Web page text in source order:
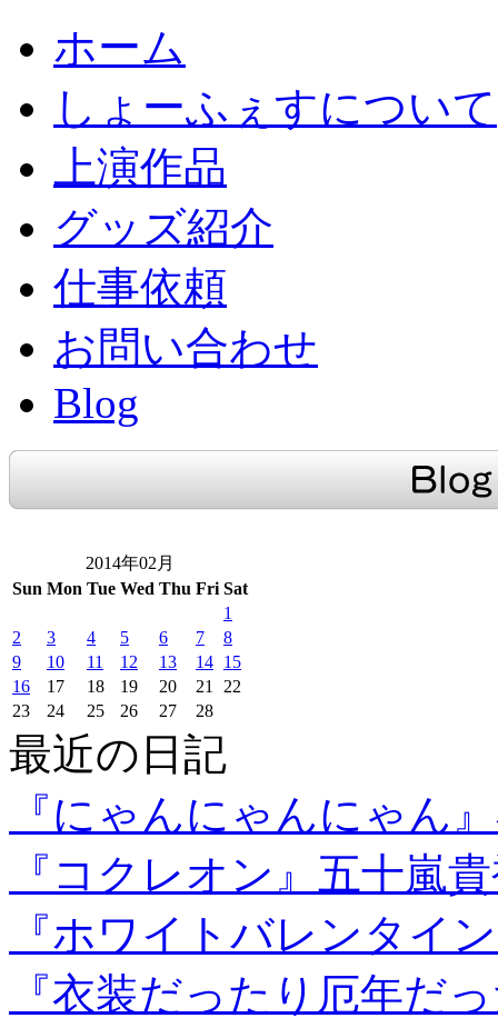
ホーム
しょーふぇすについて
上演作品
グッズ紹介
仕事依頼
お問い合わせ
Blog
2014年02月
Sun Mon Tue Wed Thu Fri Sat
1
2
3 4 5 6 7
8
9
10 11 12 13 14 15
16
17 18 19 20 21
22
23
24 25 26 27 28
最近の日記
『にゃんにゃんにゃん
『コクレオン』五十嵐
『ホワイトバレンタイ
『衣装だったり厄年だ